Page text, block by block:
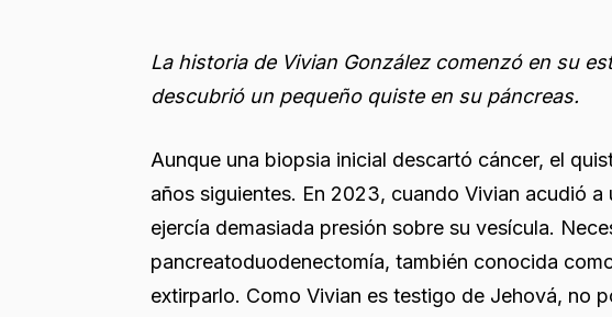
La historia de Vivian González comenzó en su
descubrió un pequeño quiste en su páncreas.
Aunque una biopsia inicial descartó cáncer, el
años siguientes. En 2023, cuando Vivian acudió
ejercía demasiada presión sobre su vesícula.
pancreatoduodenectomía, también conocida
extirparlo. Como Vivian es testigo de Jehová, no